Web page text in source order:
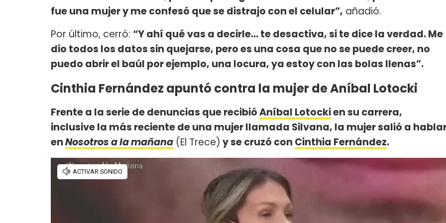
fue una mujer y me confesó que se distrajo con el celular”, añadió.
Por último, cerró: “Y ahí qué vas a decirle… te desactiva, si te dice la verdad. Me
dio todos los datos sin quejarse, pero es una cosa que no se puede creer, no
puedo abrir el baúl por ejemplo, una locura, ya estoy con las bolas llenas”.
Cinthia Fernández apuntó contra la mujer de Aníbal Lotocki
Frente a la serie de denuncias que recibióAníbal Lotockien su carrera,
inclusive la más reciente de una mujer llamada Silvana, la mujer salió a
enNosotros a la mañana (El Trece) y se cruzó con Cinthia Fernández.